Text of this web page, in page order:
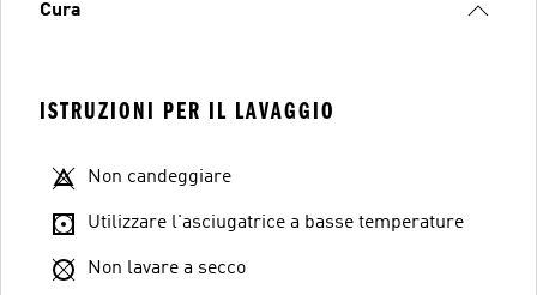
Cura
ISTRUZIONI PER IL LAVAGGIO
Non candeggiare
Utilizzare l'asciugatrice a basse temperature
Non lavare a secco